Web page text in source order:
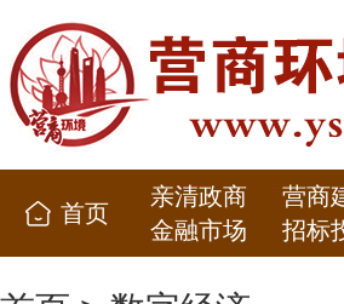
首页
亲清政商 营商
金融市场
招标